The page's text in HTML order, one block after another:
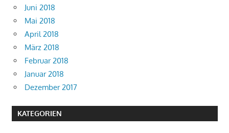
Juni 2018
Mai 2018
April 2018
März 2018
Februar 2018
Januar 2018
Dezember 2017
KATEGORIEN